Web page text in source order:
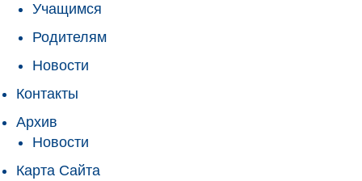
Учащимся
Родителям
Новости
Контакты
Архив
Новости
Карта Сайта